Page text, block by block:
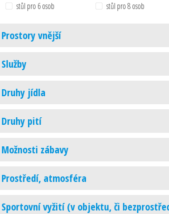
stůl pro 6 osob
stůl pro 8 osob
Prostory vnější
Služby
Druhy jídla
Druhy pití
Možnosti zábavy
Prostředí, atmosféra
Sportovní vyžití (v objektu, či